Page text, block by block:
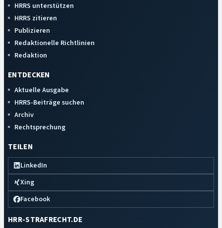
HRRS unterstützen
HRRS zitieren
Publizieren
Redaktionelle Richtlinien
Redaktion
ENTDECKEN
Aktuelle Ausgabe
HRRS-Beiträge suchen
Archiv
Rechtsprechung
TEILEN
LinkedIn
Xing
Facebook
HRR-STRAFRECHT.DE